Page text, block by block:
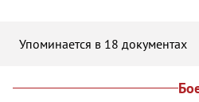
Упоминается в 18 документах